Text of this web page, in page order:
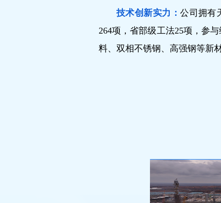
技术创新实力：公司拥有
264项，省部级工法25项，参
料、双相不锈钢、高强钢等新